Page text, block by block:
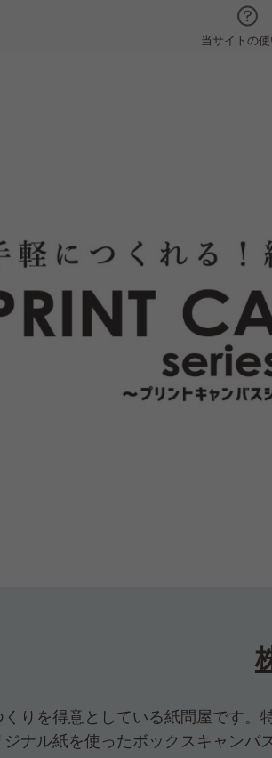
当サイトの
くりを得意としている紙問屋です。
ジナル紙を使ったボックスキャンバ